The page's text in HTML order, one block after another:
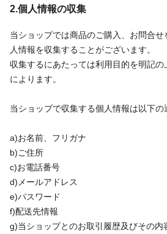
2.個人情報の収集
当ショップでは商品のご購入、お問合
人情報を収集することがございます。
収集するにあたっては利用目的を明記
によります。
当ショップで収集する個人情報は以下の
a)お名前、フリガナ
b)ご住所
c)お電話番号
d)メールアドレス
e)パスワード
f)配送先情報
g)当ショップとのお取引履歴及びその内